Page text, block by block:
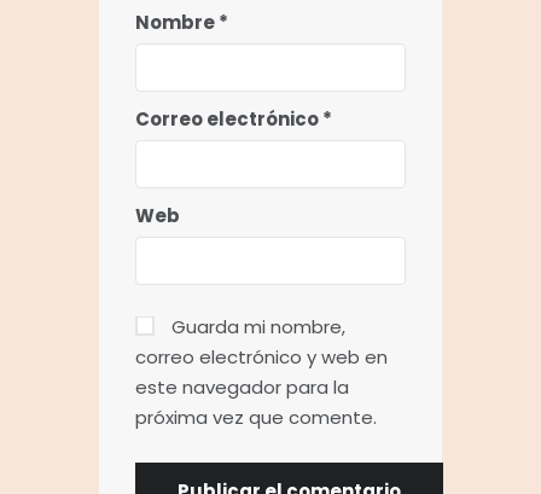
Nombre*
Correo electrónico*
Web
Guarda mi nombre,
correo electrónico y web en
este navegador para la
próxima vez que comente.